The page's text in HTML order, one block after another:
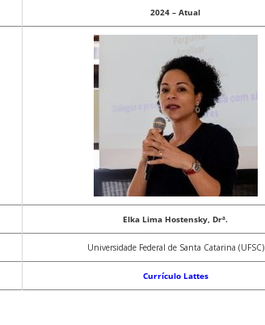
2024 – Atual
Elka Lima Hostensky, Drª.
Universidade Federal de Santa Catarina (UFSC)
Currículo Lattes